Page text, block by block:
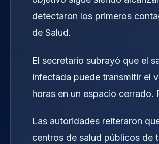
detectaron los primeros
de Salud.
El secretario subrayó que el
infectada puede transmitir el
horas en un espacio cerrado.
Las autoridades reiteraron
centros de salud públicos de